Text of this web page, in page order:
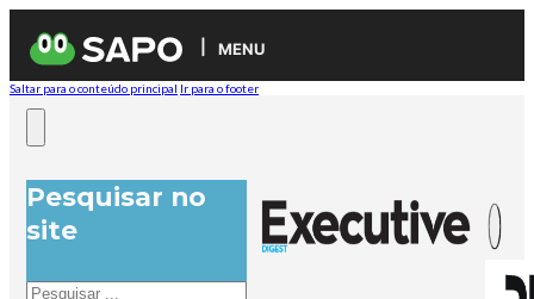
MENU
Saltar para o conteúdo principal Ir para o footer
Pesquisar no
site
Pesquisar